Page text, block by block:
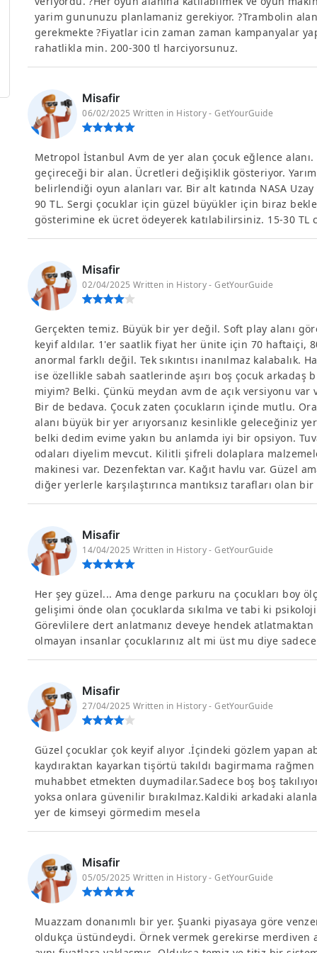
yarim gununuzu planlamaniz gerekiyor. ?Trambolin
gerekmekte ?Fiyatlar icin zaman zaman kampanyalar
rahatlikla min. 200-300 tl harciyorsunuz.
Misafir
06/02/2025 Written in History - GetYourGuide
Metropol İstanbul Avm de yer alan çocuk eğlence
geçireceği bir alan. Ücretleri değişiklik gösteriyor.
belirlendiği oyun alanları var. Bir alt katında NASA
90 TL. Sergi çocuklar için güzel büyükler için biraz
gösterimine ek ücret ödeyerek katılabilirsiniz. 15-30 TL
Misafir
02/04/2025 Written in History - GetYourGuide
Gerçekten temiz. Büyük bir yer değil. Soft play alanı
keyif aldılar. 1'er saatlik fiyat her ünite için 70 haftaiçi,
anormal farklı değil. Tek sıkıntısı inanılmaz
ise özellikle sabah saatlerinde aşırı boş çocuk arkadaş
miyim? Belki. Çünkü meydan avm de açık versiyonu
Bir de bedava. Çocuk zaten çocukların içinde mutlu.
alanı büyük bir yer arıyorsanız kesinlikle geleceğiniz
belki dedim evime yakın bu anlamda iyi bir opsiyon.
odaları diyelim mevcut. Kilitli şifreli dolaplara
makinesi var. Dezenfektan var. Kağıt havlu var. Güzel
diğer yerlerle karşılaştırınca mantıksız tarafları olan
Misafir
14/04/2025 Written in History - GetYourGuide
Her şey güzel... Ama denge parkuru na çocukları boy
gelişimi önde olan çocuklarda sıkılma ve tabi ki
Görevlilere dert anlatmanız deveye hendek
olmayan insanlar çocuklarınız alt mi üst mu diye
Misafir
27/04/2025 Written in History - GetYourGuide
Güzel çocuklar çok keyif alıyor .İçindeki gözlem
kaydıraktan kayarkan tişörtü takıldı bagirmama
muhabbet etmekten duymadilar.Sadece boş boş
yoksa onlara güvenilir bırakılmaz.Kaldiki arkadaki
yer de kimseyi görmedim mesela
Misafir
05/05/2025 Written in History - GetYourGuide
Muazzam donanımlı bir yer. Şuanki piyasaya göre
oldukça üstündeydi. Örnek vermek gerekirse merdiven